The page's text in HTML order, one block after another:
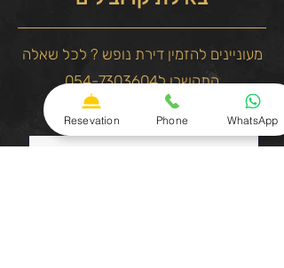
מעוניינים להזמין דירת נופש ? לכל שאלה
התקשרו ל054-7303604
שם פרטי Resevation Phone WhatsApp